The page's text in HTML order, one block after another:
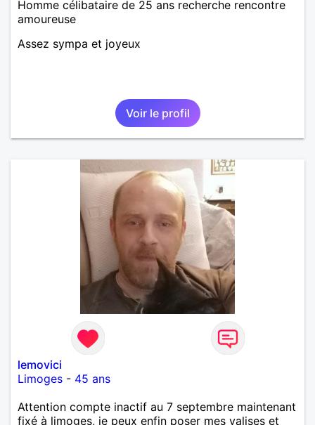
Homme célibataire de 25 ans recherche rencontre
amoureuse
Assez sympa et joyeux
Voir le profil
lemovici
Limoges - 45 ans
Attention compte inactif au 7 septembre maintenant
fixé à limoges, je peux enfin poser mes valises et